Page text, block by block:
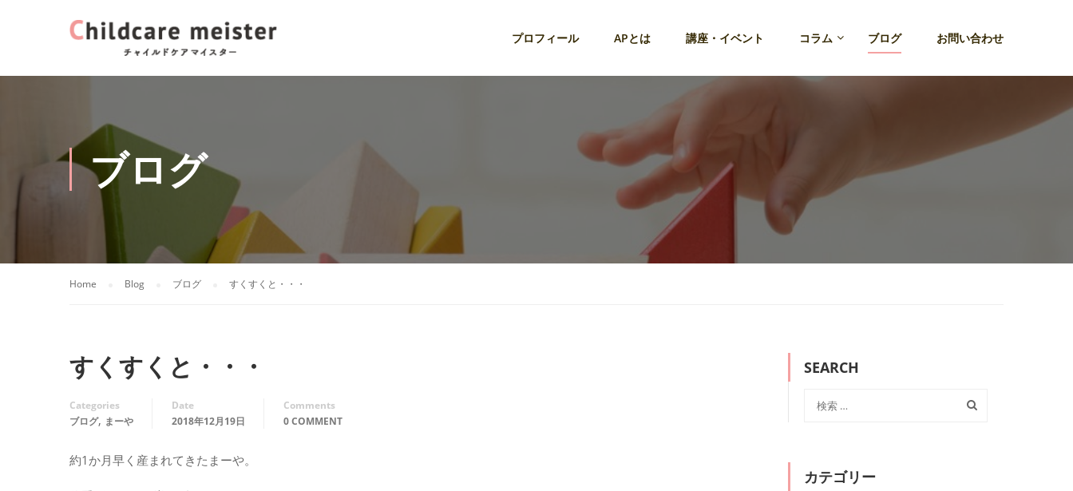
プロフィール APとは 講座・イベント コラム ブログ お問い合わせ
ブログ
Home Blog ブログ すくすくと・・・
すくすくと・・・
Categories
ブログ, まーや
Date
2018年12月19日
Comments
0 COMMENT
約1か月早く産まれてきたまーや。
SEARCH
カテゴリー